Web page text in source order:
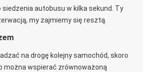
siedzenia autobusu w kilka sekund. Ty
my zajmiemy się resztą.
na drogę kolejny samochód, skoro
można wspierać zrównoważoną